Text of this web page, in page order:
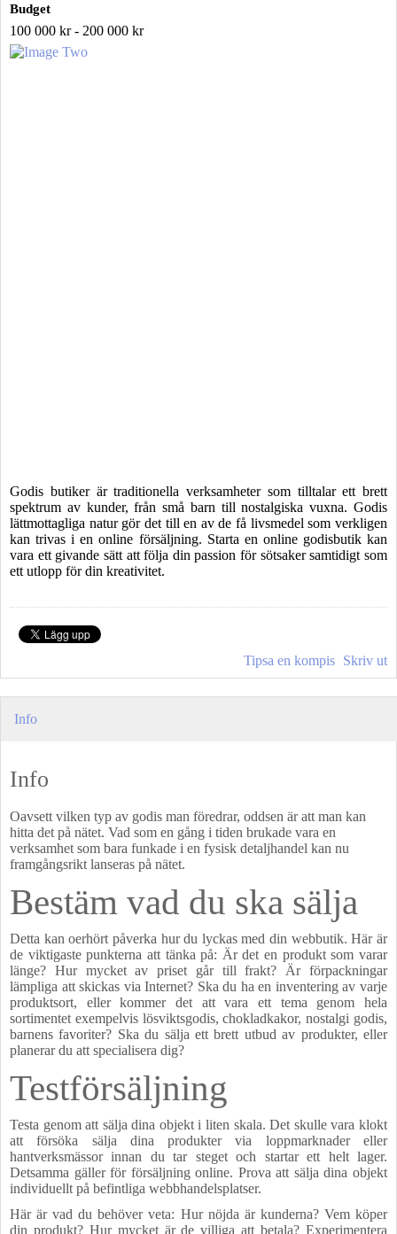
Budget
100 000 kr - 200 000 kr
Godis butiker är traditionella verksamheter som tilltalar ett brett
spektrum av kunder, från små barn till nostalgiska vuxna. Godis
lättmottagliga natur gör det till en av de få livsmedel som verkligen
kan trivas i en online försäljning. Starta en online godisbutik kan
vara ett givande sätt att följa din passion för sötsaker samtidigt som
ett utlopp för din kreativitet.
Tipsa en kompis Skriv ut
Info
Info
Oavsett vilken typ av godis man föredrar, oddsen är att man kan
hitta det på nätet. Vad som en gång i tiden brukade vara en
verksamhet som bara funkade i en fysisk detaljhandel kan nu
framgångsrikt lanseras på nätet.
Bestäm vad du ska sälja
Detta kan oerhört påverka hur du lyckas med din webbutik. Här är
de viktigaste punkterna att tänka på: Är det en produkt som varar
länge? Hur mycket av priset går till frakt? Är förpackningar
lämpliga att skickas via Internet? Ska du ha en inventering av varje
produktsort, eller kommer det att vara ett tema genom hela
sortimentet exempelvis lösviktsgodis, chokladkakor, nostalgi godis,
barnens favoriter? Ska du sälja ett brett utbud av produkter, eller
planerar du att specialisera dig?
Testförsäljning
Testa genom att sälja dina objekt i liten skala. Det skulle vara klokt
att försöka sälja dina produkter via loppmarknader eller
hantverksmässor innan du tar steget och startar ett helt lager.
Detsamma gäller för försäljning online. Prova att sälja dina objekt
individuellt på befintliga webbhandelsplatser.
Här är vad du behöver veta: Hur nöjda är kunderna? Vem köper
din produkt? Hur mycket är de villiga att betala? Experimentera